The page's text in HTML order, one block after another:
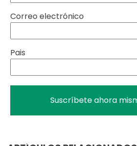
Correo electrónico
Pais